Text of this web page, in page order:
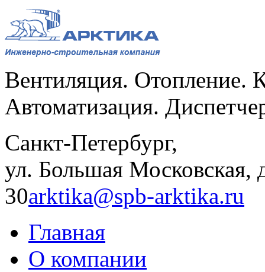
Вентиляция. Отопление.
Автоматизация.
Санкт-Петербург,
ул. Большая Московская,
30arktika@spb-arktika.ru
Главная
О компании